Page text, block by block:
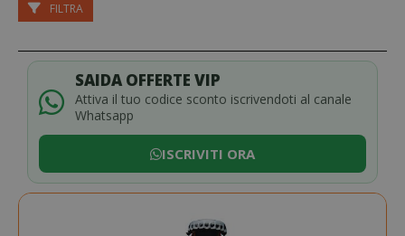
SAIDA OFFERTE VIP
Attiva il tuo codice sconto iscrivendoti al canale
Whatsapp
ISCRIVITI ORA
FILTRA